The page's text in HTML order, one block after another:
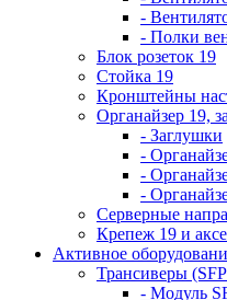
-
- Полки
Блок розеток 19
Стойка 19
Кронштейны
Органайзер 19,
- Заглушки
-
-
-
Серверные
Крепеж 19 и
Активное
Трансиверы
- Модуль